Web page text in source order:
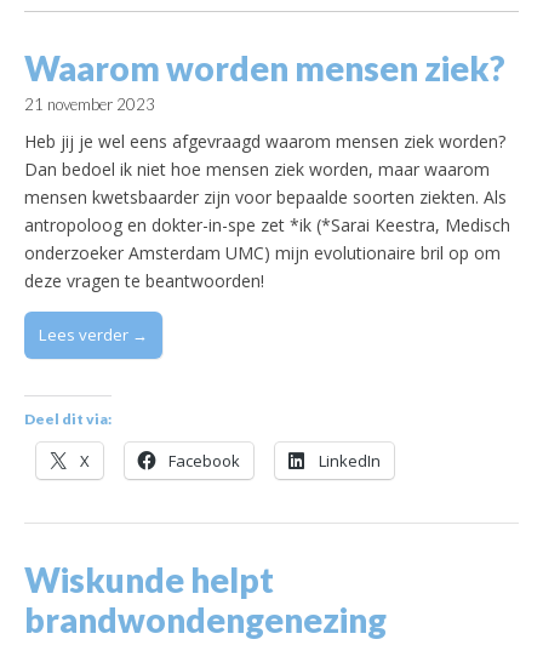
Waarom worden mensen ziek?
21 november 2023
Heb jij je wel eens afgevraagd waarom mensen ziek worden?
Dan bedoel ik niet hoe mensen ziek worden, maar waarom
mensen kwetsbaarder zijn voor bepaalde soorten ziekten. Als
antropoloog en dokter-in-spe zet *ik (*Sarai Keestra, Medisch
onderzoeker Amsterdam UMC) mijn evolutionaire bril op om
deze vragen te beantwoorden!
Lees verder →
Deel dit via:
X Facebook LinkedIn
Wiskunde helpt
brandwondengenezing